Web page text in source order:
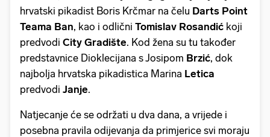
hrvatski pikadist Boris Krčmar na čelu Darts Point
Teama Ban, kao i odlični Tomislav Rosandić koji
predvodi City Gradište. Kod žena su tu također
predstavnice Dioklecijana s Josipom Brzić, dok
najbolja hrvatska pikadistica Marina Letica
predvodi Janje.
Natjecanje će se održati u dva dana, a vrijede i
posebna pravila odijevanja da primjerice svi moraju